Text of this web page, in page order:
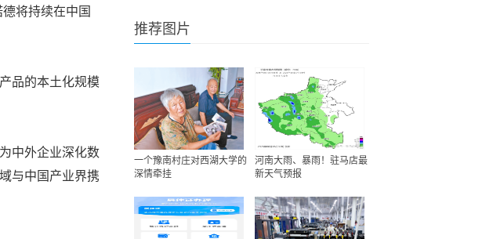
将持续在中国
品的本土化规模
中外企业深化数
与中国产业界携
推荐图片
一个豫南村庄对西湖大学的
深情牵挂
河南大雨、暴雨！驻马店最
新天气预报